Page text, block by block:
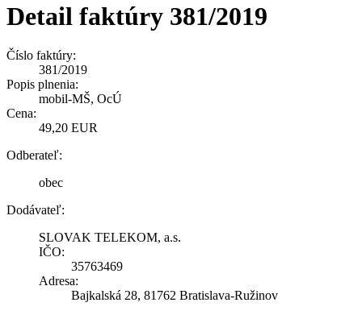
Detail faktúry 381/2019
Číslo faktúry:
381/2019
Popis plnenia:
mobil-MŠ, OcÚ
Cena:
49,20 EUR
Odberateľ:
obec
Dodávateľ:
SLOVAK TELEKOM, a.s.
IČO:
35763469
Adresa:
Bajkalská 28, 81762 Bratislava-Ružinov